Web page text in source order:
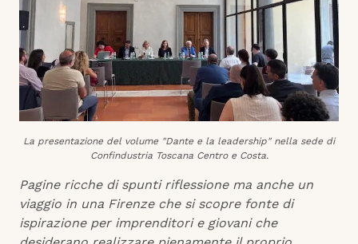
La presentazione del volume "Dante e la leadership" nella sede di
Confindustria Toscana Centro e Costa.
Pagine ricche di spunti riflessione ma anche un
viaggio in una Firenze che si scopre fonte di
ispirazione per imprenditori e giovani che